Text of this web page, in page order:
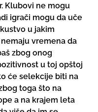
Klubovi ne mogu
igrači mogu da uče
u jakim
vremena da
zbog onog
u toj opštoj
će selekcije biti na
toga što na
a na krajem leta